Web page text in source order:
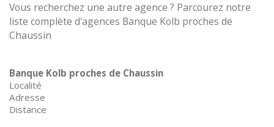
Vous recherchez une autre agence ? Parcourez notre
liste complète d'agences Banque Kolb proches de
Chaussin
Banque Kolb proches de Chaussin
Localité
Adresse
Distance